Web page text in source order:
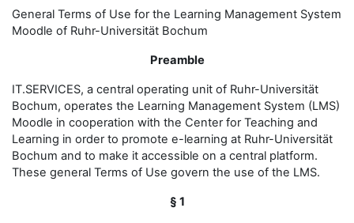
General Terms of Use for the Learning Management System
Moodle of Ruhr-Universität Bochum
Preamble
IT.SERVICES, a central operating unit of Ruhr-Universität
Bochum, operates the Learning Management System (LMS)
Moodle in cooperation with the Center for Teaching and
Learning in order to promote e-learning at Ruhr-Universität
Bochum and to make it accessible on a central platform.
These general Terms of Use govern the use of the LMS.
§ 1